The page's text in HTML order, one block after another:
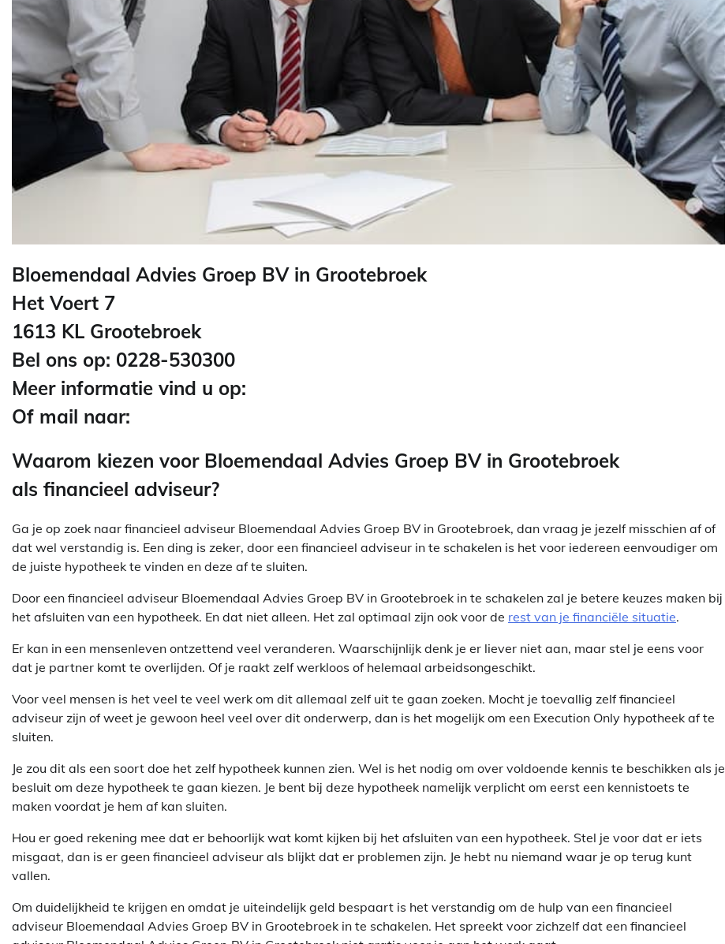
Bloemendaal Advies Groep BV in Grootebroek
Het Voert 7
1613 KL Grootebroek
Bel ons op: 0228-530300
Meer informatie vind u op:
Of mail naar:
Waarom kiezen voor Bloemendaal Advies Groep BV in Grootebroek
als financieel adviseur?
Ga je op zoek naar financieel adviseur Bloemendaal Advies Groep BV in Grootebroek, dan vraag je jezelf misschien af of
dat wel verstandig is. Een ding is zeker, door een financieel adviseur in te schakelen is het voor iedereen eenvoudiger om
de juiste hypotheek te vinden en deze af te sluiten.
Door een financieel adviseur Bloemendaal Advies Groep BV in Grootebroek in te schakelen zal je betere keuzes maken bij
het afsluiten van een hypotheek. En dat niet alleen. Het zal optimaal zijn ook voor de rest van je financiële situatie.
Er kan in een mensenleven ontzettend veel veranderen. Waarschijnlijk denk je er liever niet aan, maar stel je eens voor
dat je partner komt te overlijden. Of je raakt zelf werkloos of helemaal arbeidsongeschikt.
Voor veel mensen is het veel te veel werk om dit allemaal zelf uit te gaan zoeken. Mocht je toevallig zelf financieel
adviseur zijn of weet je gewoon heel veel over dit onderwerp, dan is het mogelijk om een Execution Only hypotheek af te
sluiten.
Je zou dit als een soort doe het zelf hypotheek kunnen zien. Wel is het nodig om over voldoende kennis te beschikken als je
besluit om deze hypotheek te gaan kiezen. Je bent bij deze hypotheek namelijk verplicht om eerst een kennistoets te
maken voordat je hem af kan sluiten.
Hou er goed rekening mee dat er behoorlijk wat komt kijken bij het afsluiten van een hypotheek. Stel je voor dat er iets
misgaat, dan is er geen financieel adviseur als blijkt dat er problemen zijn. Je hebt nu niemand waar je op terug kunt
vallen.
Om duidelijkheid te krijgen en omdat je uiteindelijk geld bespaart is het verstandig om de hulp van een financieel
adviseur Bloemendaal Advies Groep BV in Grootebroek in te schakelen. Het spreekt voor zichzelf dat een financieel